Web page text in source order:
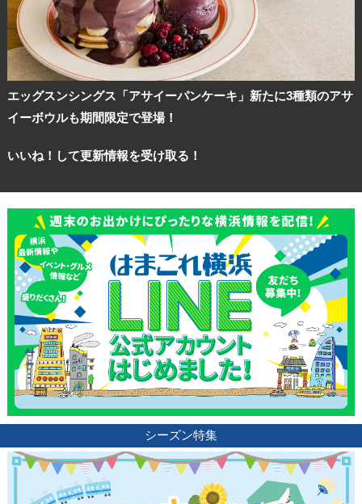
エッグスンシングス「アサイーパンケーキ」新たに3種類のアサ
イーボウルも期間限定で登場！
いいね！して更新情報を受け取る！
シーズン特集
ランキング